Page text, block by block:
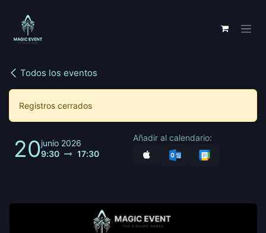
Todos los eventos
Registros cerrados
20junio 2026
9:30
17:30
Añadir al calendario: